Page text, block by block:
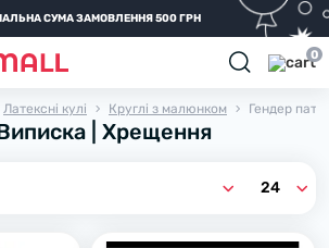
СУМА ЗАМОВЛЕННЯ 500 ГРН
0
Латексні кулі Круглі з малюнком Гендер
| Хрещення